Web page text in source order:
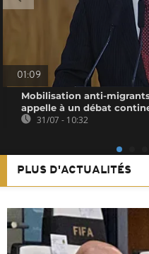
01:09
Mobilisation anti-
appelle à un débat
31/07 - 10:32
PLUS D'ACTUALITÉS